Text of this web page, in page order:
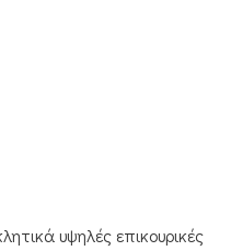
υψηλές επικουρικές